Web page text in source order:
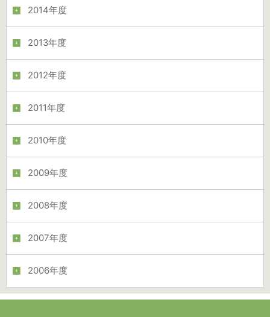
2014年度
2013年度
2012年度
2011年度
2010年度
2009年度
2008年度
2007年度
2006年度